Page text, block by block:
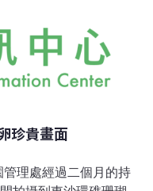
珍貴畫面
理處經過二個月的持